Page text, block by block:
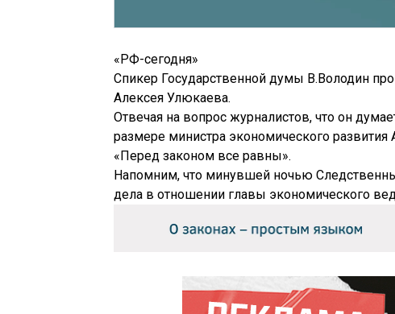
«РФ-сегодня»
Спикер Государственной думы В.Володин
Алексея Улюкаева.
Отвечая на вопрос журналистов, что он
размере министра экономического
«Перед законом все равны».
Напомним, что минувшей ночью
дела в отношении главы экономического